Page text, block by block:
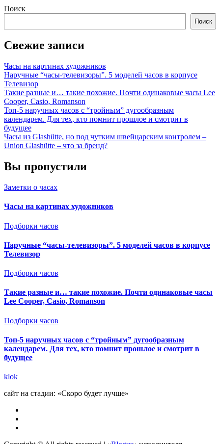
Поиск
Поиск
Свежие записи
Часы на картинах художников
Наручные “часы-телевизоры”. 5 моделей часов в корпусе
Телевизор
Такие разные и… такие похожие. Почти одинаковые часы Lee
Cooper, Casio, Romanson
Топ-5 наручных часов с “тройным” дугообразным
календарем. Для тех, кто помнит прошлое и смотрит в
будущее
Часы из Glashütte, но под чутким швейцарским контролем –
Union Glashütte – что за бренд?
Вы пропустили
Заметки о часах
Часы на картинах художников
Подборки часов
Наручные “часы-телевизоры”. 5 моделей часов в корпусе
Телевизор
Подборки часов
Такие разные и… такие похожие. Почти одинаковые часы
Lee Cooper, Casio, Romanson
Подборки часов
Топ-5 наручных часов с “тройным” дугообразным
календарем. Для тех, кто помнит прошлое и смотрит в
будущее
klok
сайт на стадии: «Скоро будет лучше»